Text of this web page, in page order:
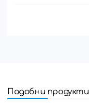
Подобни продукти